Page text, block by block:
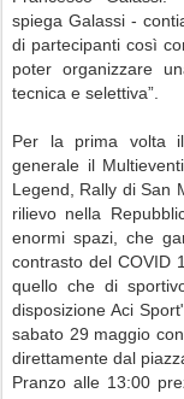
spiega Galassi -
di partecipanti così
poter organizzare
tecnica e selettiva”.
Per la prima volta
generale il
Legend, Rally di San
rilievo nella
enormi spazi, che
contrasto del COVID
quello che di
disposizione Aci
sabato 29 maggio
direttamente dal
Pranzo alle 13:00